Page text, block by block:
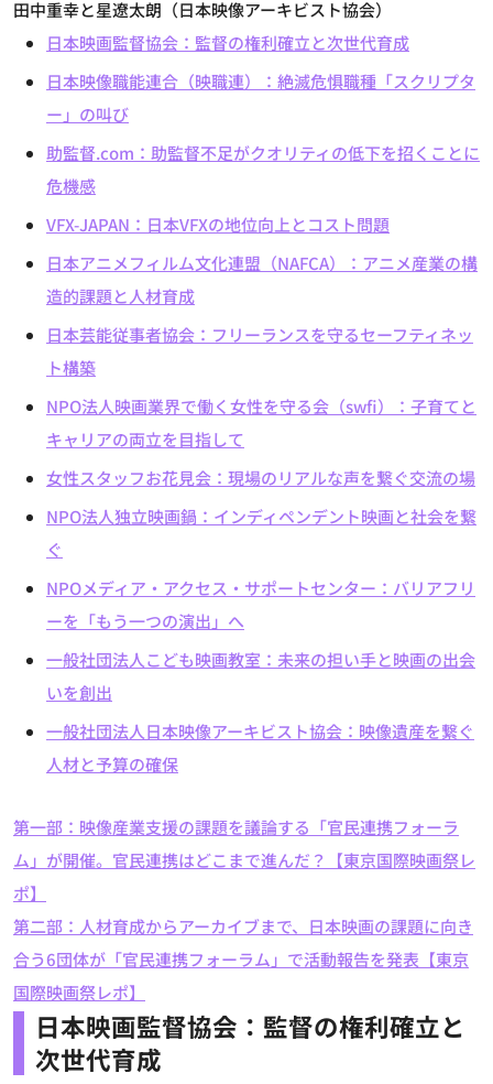
田中重幸と星遼太朗（日本映像アーキビスト協会）
日本映画監督協会：監督の権利確立と次世代育成
日本映像職能連合（映職連）：絶滅危惧職種「スクリプタ
ー」の叫び
助監督.com：助監督不足がクオリティの低下を招くことに
危機感
VFX-JAPAN：日本VFXの地位向上とコスト問題
日本アニメフィルム文化連盟（NAFCA）：アニメ産業の構
造的課題と人材育成
日本芸能従事者協会：フリーランスを守るセーフティネッ
ト構築
NPO法人映画業界で働く女性を守る会（swfi）：子育てと
キャリアの両立を目指して
女性スタッフお花見会：現場のリアルな声を繋ぐ交流の場
NPO法人独立映画鍋：インディペンデント映画と社会を繋
ぐ
NPOメディア・アクセス・サポートセンター：バリアフリ
ーを「もう一つの演出」へ
一般社団法人こども映画教室：未来の担い手と映画の出会
いを創出
一般社団法人日本映像アーキビスト協会：映像遺産を繋ぐ
人材と予算の確保
第一部：映像産業支援の課題を議論する「官民連携フォーラ
ム」が開催。官民連携はどこまで進んだ？【東京国際映画祭レ
ポ】
第二部：人材育成からアーカイブまで、日本映画の課題に向き
合う6団体が「官民連携フォーラム」で活動報告を発表【東京
国際映画祭レポ】
日本映画監督協会：監督の権利確立と
次世代育成